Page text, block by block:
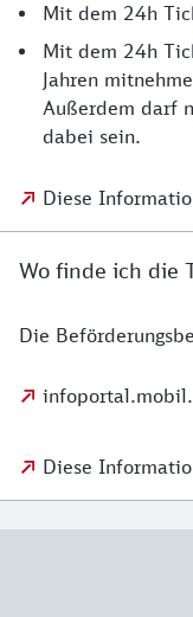
Mit dem 24h
Mit dem 24h
Jahren
Außerdem darf
dabei sein.
Diese
Wo finde ich die
Die
Diese